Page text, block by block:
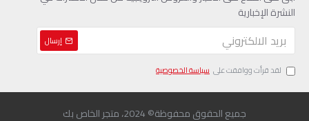
النشرة الإخبارية
إرسال
لقد قرأت ووافقت على سياسة الخصوصية
جميع الحقوق محفوظة© 2024، متجر الخاص بك